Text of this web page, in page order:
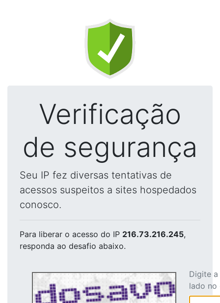
Verificação
de segurança
Seu IP fez diversas tentativas de
acessos suspeitos a sites hospedados
conosco.
Para liberar o acesso do IP 216.73.216.245,
responda ao desafio abaixo.
Digite
lado no